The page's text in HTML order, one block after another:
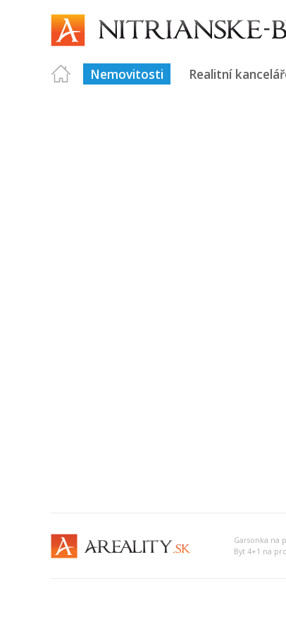
Nemovitosti Realitní
Garsonka na
Byt 4+1 na